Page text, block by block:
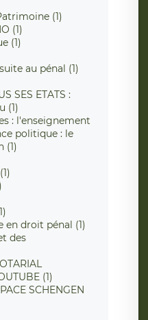
(1)
(1)
(1)
au pénal (1)
SES ETATS :
(1)
: l'enseignement
politique : le
(1)
droit pénal (1)
des
(1)
SCHENGEN